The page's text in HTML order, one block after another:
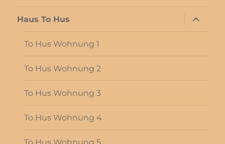
Haus To Hus
öffnen
To Hus Wohnung 1
To Hus Wohnung 2
To Hus Wohnung 3
To Hus Wohnung 4
To Hus Wohnung 5